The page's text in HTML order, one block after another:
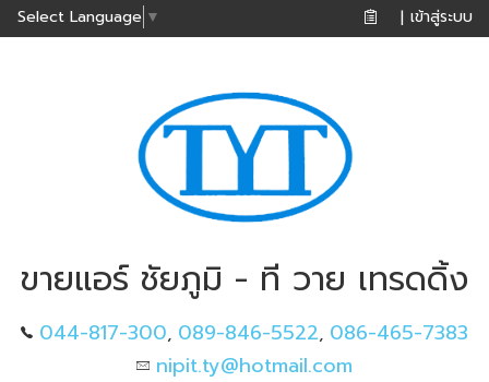
Select Language ▼ | เข้าสู่ระบบ
ขายแอร์ ชัยภูมิ - ที วาย เทรดดิ้ง
044-817-300, 089-846-5522, 086-465-7383
nipit.ty@hotmail.com